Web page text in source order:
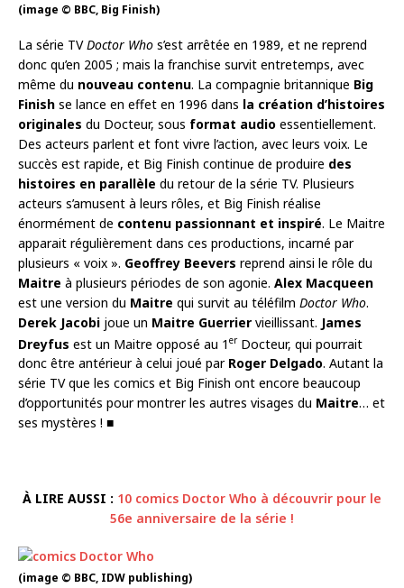
(image © BBC, Big Finish)
La série TVDoctor Who s’est arrêtée en 1989, et ne reprend
donc qu’en 2005 ; mais la franchise survit entretemps, avec
même du nouveau contenu. La compagnie britannique Big
Finish se lance en effet en 1996 dans la création d’histoires
originales du Docteur, sous format audio essentiellement.
Des acteurs parlent et font vivre l’action, avec leurs voix. Le
succès est rapide, et Big Finish continue de produire des
histoires en parallèle du retour de la série TV. Plusieurs
acteurs s’amusent à leurs rôles, et Big Finish réalise
énormément de contenu passionnant et inspiré. Le Maitre
apparait régulièrement dans ces productions, incarné par
plusieurs « voix ». Geoffrey Beevers reprend ainsi le rôle du
Maitre à plusieurs périodes de son agonie. Alex Macqueen
est une version du Maitre qui survit au téléfilm Doctor Who.
Derek Jacobi joue un Maitre Guerrier vieillissant. James
Dreyfus est un Maitre opposé au 1 erDocteur, qui pourrait
donc être antérieur à celui joué par Roger Delgado. Autant la
série TV que les comics et Big Finish ont encore beaucoup
d’opportunités pour montrer les autres visages du Maitre… et
ses mystères ! ■
À LIRE AUSSI : 10 comics Doctor Who à découvrir pour le
56e anniversaire de la série !
(image © BBC, IDW publishing)